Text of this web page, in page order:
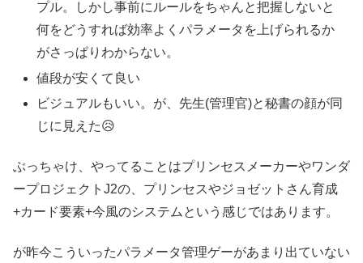
プル。しかし事前にルールをちゃんと把握しないと
何をどうすれば効率よくパラメータを上げられるか
がさっぱりわからない。
値段が安くて良い
ビジュアルもいい。が、先生(管理官)と秘書の顔が同
じに見えた😥
ぶっちゃけ、やってることはプリンセスメーカーやワンダ
ープロジェクトJ2の、プリンセスやジョゼットさん育成
+カード要素+今風のシステムという感じではあります。
が昨今こういったパラメータ管理ゲーがあまり出ていない